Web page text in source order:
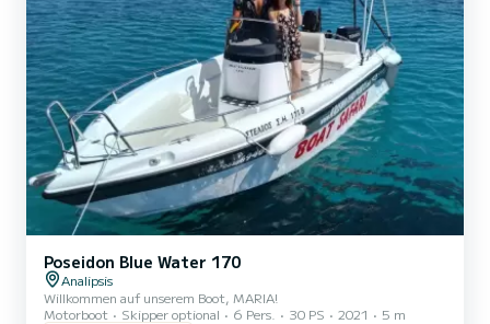
Poseidon Blue Water 170
Analipsis
Willkommen auf unserem Boot, MARIA!
Motorboot
Skipper optional 6 Pers. 30 PS 2021
5 m